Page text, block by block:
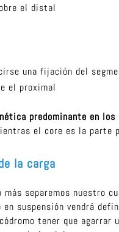
el distal
una fijación del
el proximal
predominante en
el core es la parte
la carga
más separemos nuestro
suspensión vendrá
tener que